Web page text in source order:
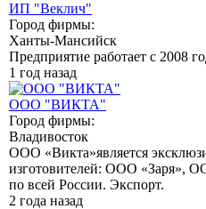
ИП "Веклич"
Город фирмы:
Ханты-Мансийск
Предприятие работает с 2008
1 год назад
ООО "ВИКТА"
Город фирмы:
Владивосток
ООО «Викта»является
изготовителей: ООО «Заря»,
по всей России. Экспорт.
2 года назад